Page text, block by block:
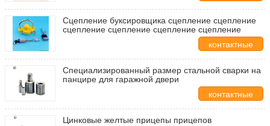
данные
Сцепление буксировщика сцепление сцепление
сцепление сцепление сцепление сцепление
контактные
данные
Специализированный размер стальной сварки на
панцире для гаражной двери
контактные
данные
Цинковые желтые прицепы прицепов